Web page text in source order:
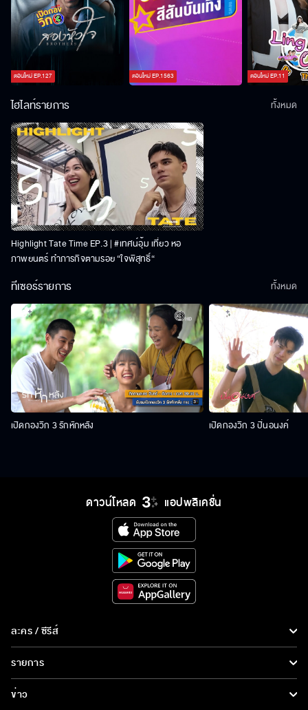
ตอนใหม่EP.127 ตอนใหม่EP.1563 ตอนใหม่EP.11
ไฮไลท์รายการ
Highlight Tate Time EP.3 | #เทศน์อุ้ม เที่ยว หอ
ภาพยนตร์ ทำภารกิจตามรอย “ใจพิสุทธิ์“
ทั้งหมด
ทีเซอร์รายการ
เปิดกองวิก 3 รักหักหลัง เปิดกองวิก 3 ปิ่นอนงค์
ทั้งหมด
ดาวน์โหลด แอปพลิเคชั่น
ละคร / ซีรีส์
ละคร/ซีรีส์
ซีรีส์นานาชาติ
รายการ
รายการทั้งหมด
ข่าว